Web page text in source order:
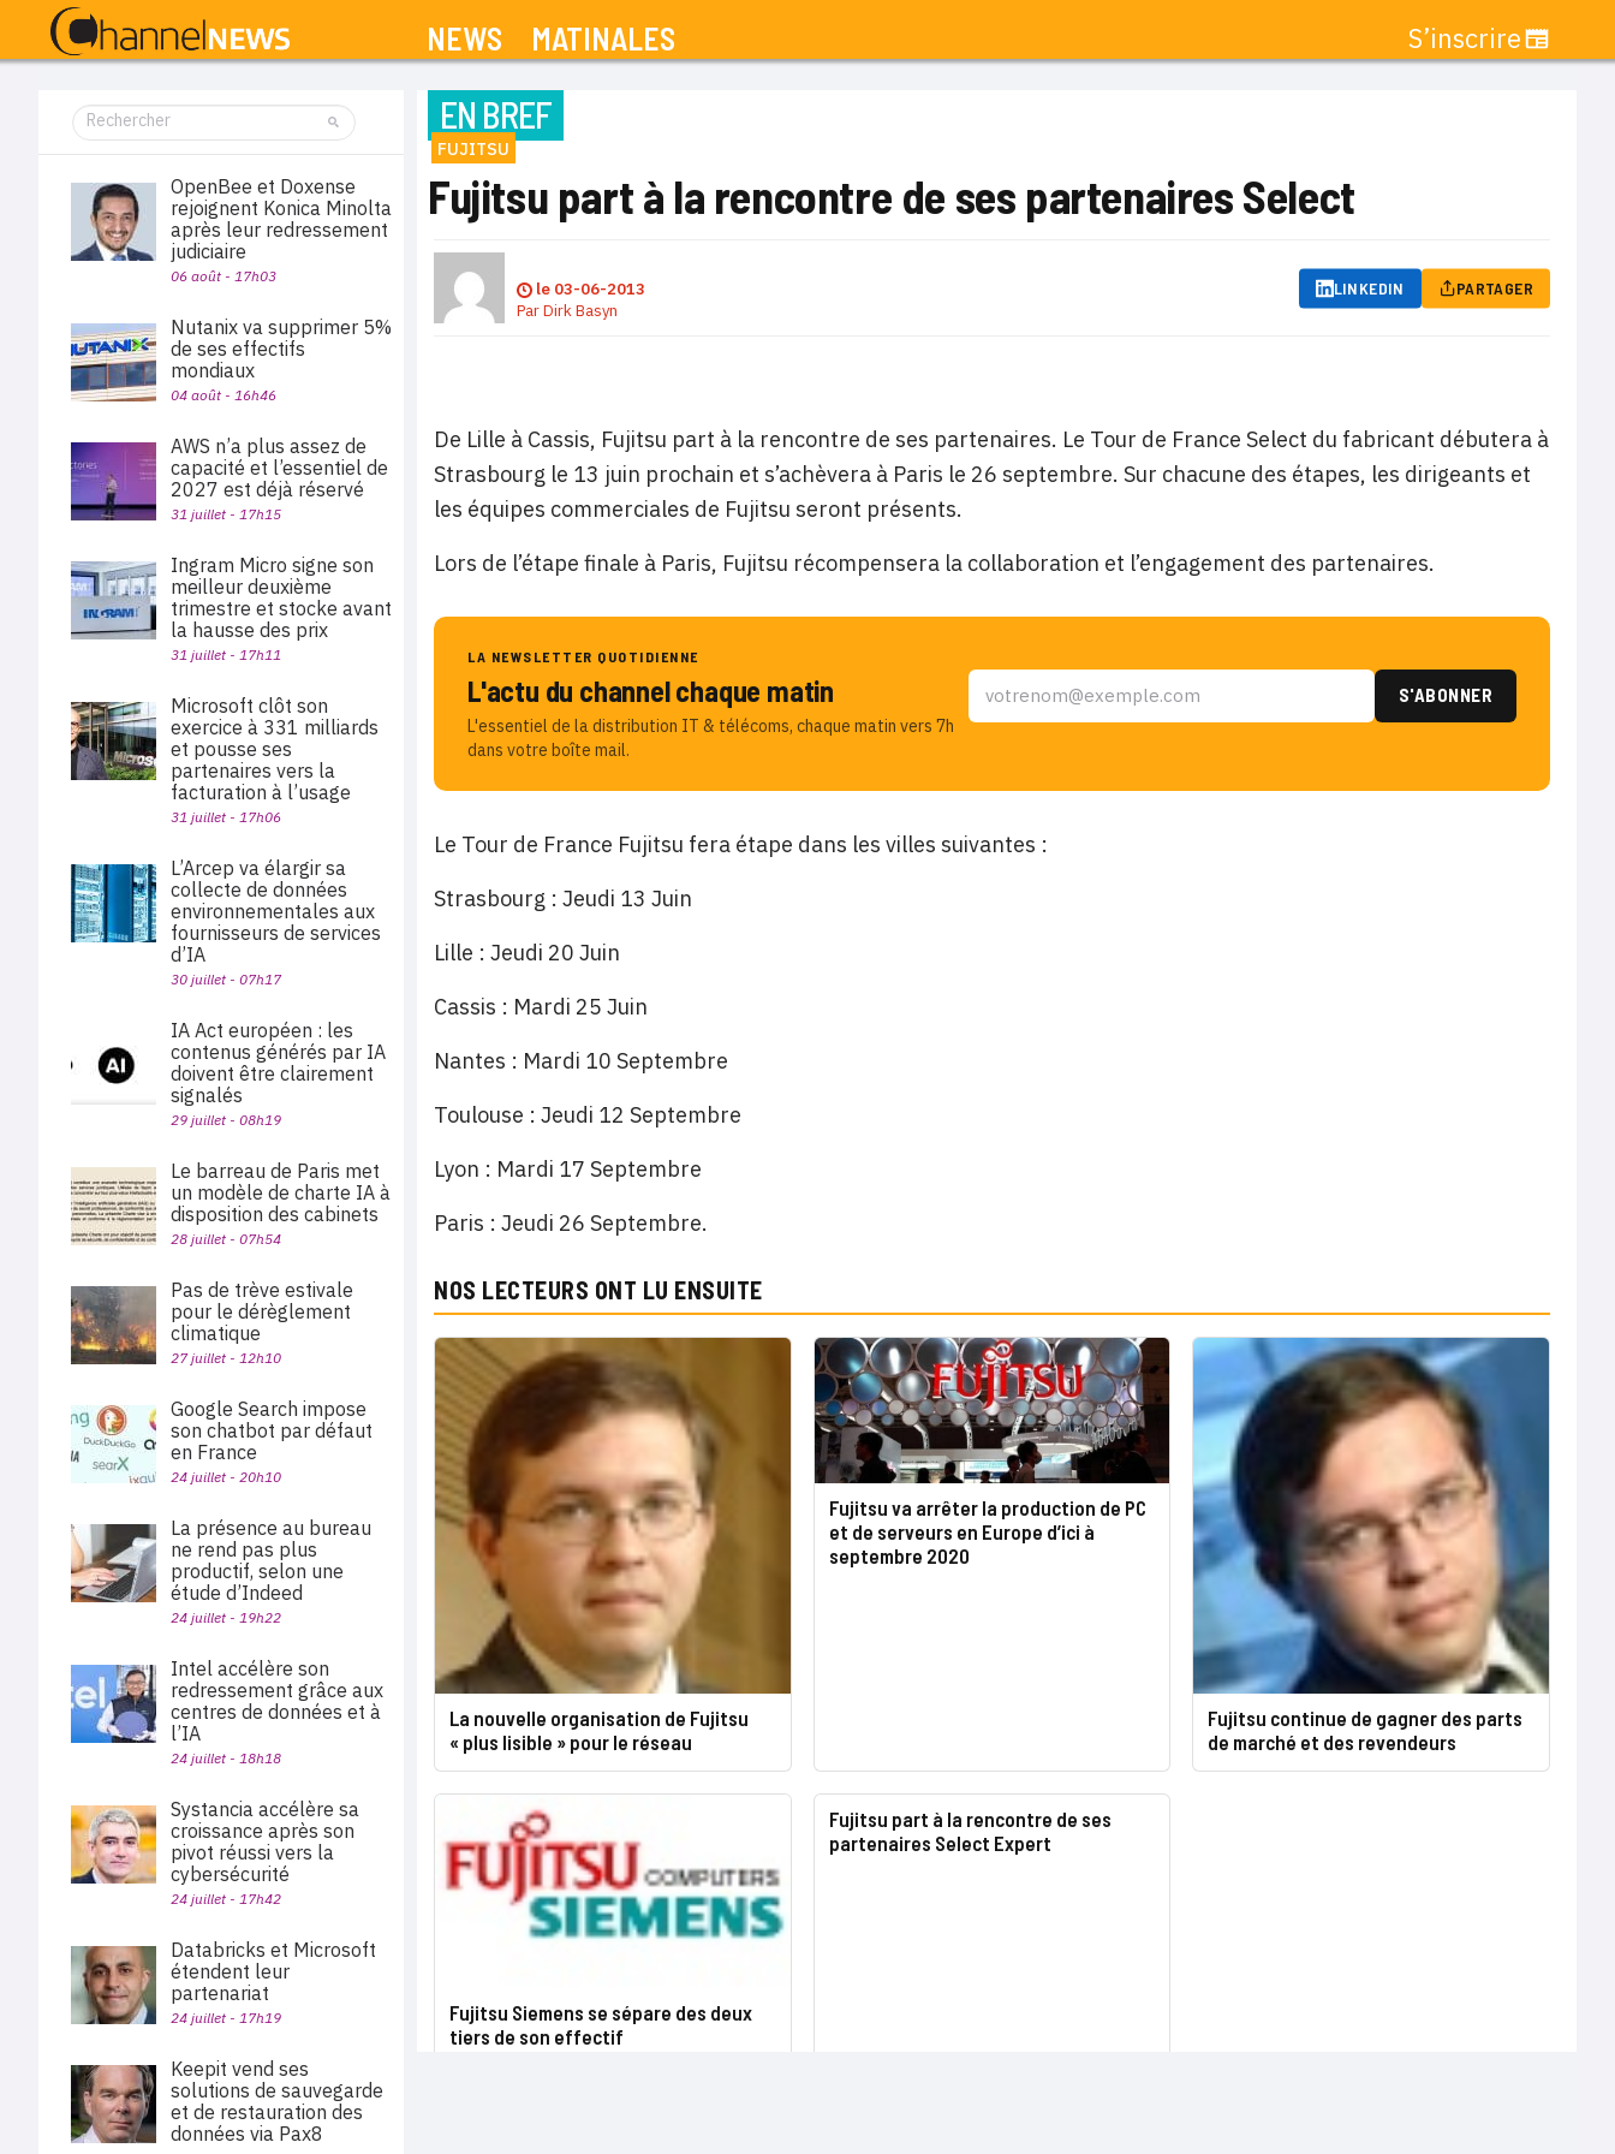
NEWS MATINALES S’inscrire
EN BREF
FUJITSU
Fujitsu part à la rencontre de ses partenaires Select
le 03-06-2013
ParDirk Basyn
LINKEDIN PARTAGER
De Lille à Cassis, Fujitsu part à la rencontre de ses partenaires. Le Tour de France Select du fabricant débutera à
Strasbourg le 13 juin prochain et s’achèvera à Paris le 26 septembre. Sur chacune des étapes, les dirigeants et
les équipes commerciales de Fujitsu seront présents.
Lors de l’étape finale à Paris, Fujitsu récompensera la collaboration et l’engagement des partenaires.
LA NEWSLETTER QUOTIDIENNE
L'actu du channel chaque matin
L'essentiel de la distribution IT & télécoms, chaque matin vers 7h
dans votre boîte mail.
Le Tour de France Fujitsu fera étape dans les villes suivantes :
Strasbourg : Jeudi 13 Juin
Lille : Jeudi 20 Juin
Cassis : Mardi 25 Juin
Nantes : Mardi 10 Septembre
Toulouse : Jeudi 12 Septembre
Lyon : Mardi 17 Septembre
Paris : Jeudi 26 Septembre.
NOS LECTEURS ONT LU ENSUITE
La nouvelle organisation de Fujitsu
« plus lisible » pour le réseau
Fujitsu va arrêter la production de PC
et de serveurs en Europe d’ici à
septembre 2020
Fujitsu continue de gagner des parts
de marché et des revendeurs
Fujitsu Siemens se sépare des deux
tiers de son effectif
Fujitsu part à la rencontre de ses
partenaires Select Expert
OpenBee et Doxense
rejoignent Konica Minolta
après leur redressement
judiciaire
06 août - 17h03
Nutanix va supprimer 5%
de ses effectifs
mondiaux
04 août - 16h46
AWS n’a plus assez de
capacité et l’essentiel de
2027 est déjà réservé
31 juillet - 17h15
Ingram Micro signe son
meilleur deuxième
trimestre et stocke avant
la hausse des prix
31 juillet - 17h11
Microsoft clôt son
exercice à 331 milliards
et pousse ses
partenaires vers la
facturation à l’usage
31 juillet - 17h06
L’Arcep va élargir sa
collecte de données
environnementales aux
fournisseurs de services
d’IA
30 juillet - 07h17
IA Act européen : les
contenus générés par IA
doivent être clairement
signalés
29 juillet - 08h19
Le barreau de Paris met
un modèle de charte IA à
disposition des cabinets
28 juillet - 07h54
Pas de trève estivale
pour le dérèglement
climatique
27 juillet - 12h10
Google Search impose
son chatbot par défaut
en France
24 juillet - 20h10
La présence au bureau
ne rend pas plus
productif, selon une
étude d’Indeed
24 juillet - 19h22
Intel accélère son
redressement grâce aux
centres de données et à
l’IA
24 juillet - 18h18
Systancia accélère sa
croissance après son
pivot réussi vers la
cybersécurité
24 juillet - 17h42
Databricks et Microsoft
étendent leur
partenariat
24 juillet - 17h19
Keepit vend ses
solutions de sauvegarde
et de restauration des
données via Pax8